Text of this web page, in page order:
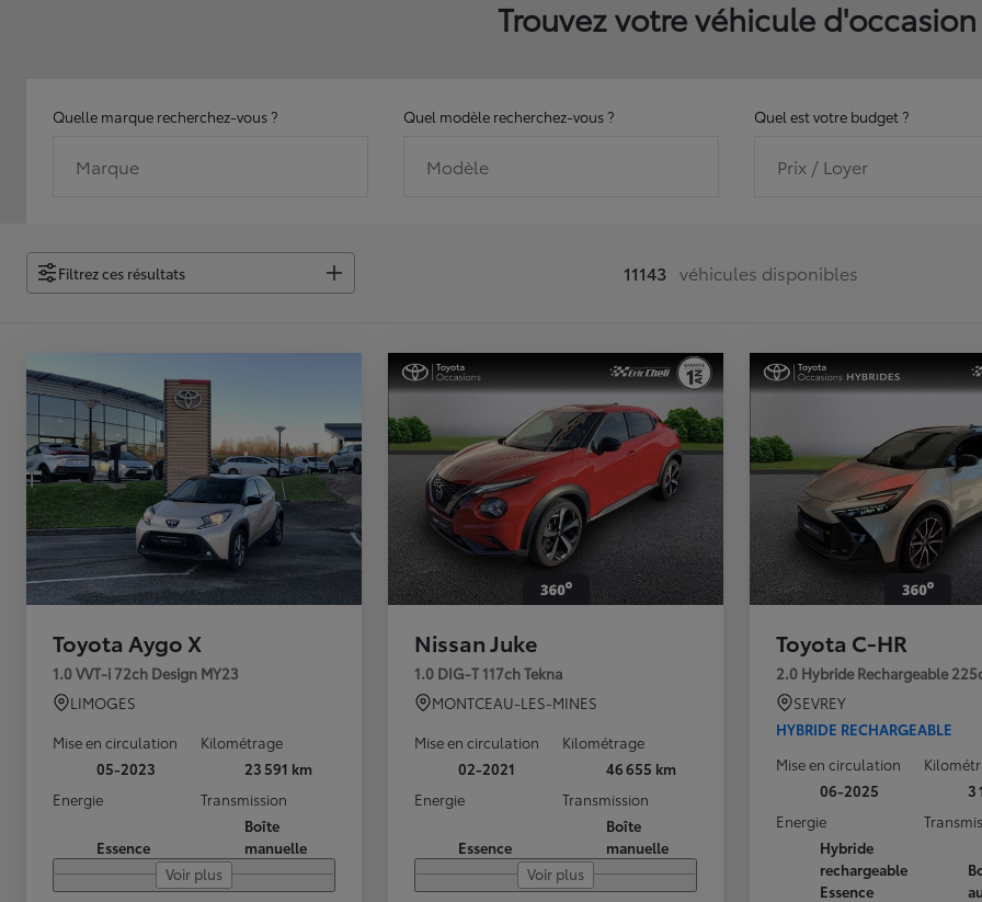
Trouvez votre véhicule d'occasion
Quelle marque recherchez-vous ?
Marque
Quel modèle recherchez-vous ?
Modèle
Quel est votre budget ?
Prix / Loyer
Filtrez ces résultats 11143 véhicules disponibles
Toyota Aygo X
1.0 VVT-i 72ch Design MY23
LIMOGES
Mise en circulation
05-2023
Kilométrage
23 591 km
Energie
Essence
Transmission
Boîte
manuelle
Voir plus
Nissan Juke
1.0 DIG-T 117ch Tekna
MONTCEAU-LES-MINES
Mise en circulation
02-2021
Kilométrage
46 655 km
Energie
Essence
Transmission
Boîte
manuelle
Voir plus
Toyota C-HR
2.0 Hybride Rechargeable
SEVREY
HYBRIDE RECHARGEABLE
Mise en circulation
06-2025
3
Energie
Hybride
rechargeable
Essence